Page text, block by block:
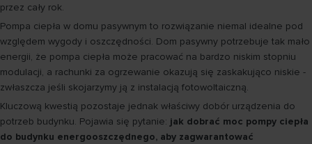
przez cały rok.
Pompa ciepła w domu pasywnym to rozwiązanie niemal idealne pod
względem wygody i oszczędności. Dom pasywny potrzebuje tak mało
energii, że pompa ciepła może pracować na bardzo niskim stopniu
modulacji, a rachunki za ogrzewanie okazują się zaskakująco niskie -
zwłaszcza jeśli skojarzymy ją z instalacją fotowoltaiczną.
Kluczową kwestią pozostaje jednak właściwy dobór urządzenia do
potrzeb budynku. Pojawia się pytanie: jak dobrać moc pompy ciepła
do budynku energooszczędnego, aby zagwarantować